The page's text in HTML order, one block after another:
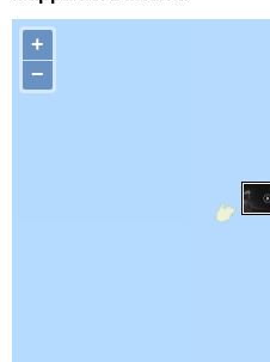
+
−